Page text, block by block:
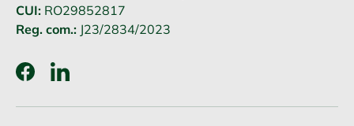
CUI: RO29852817
Reg. com.: J23/2834/2023
FacebookLinkedIn